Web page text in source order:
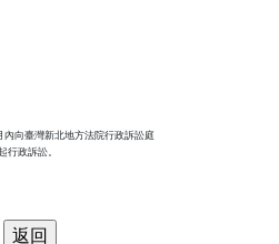
內向臺灣新北地方法院行政訴訟庭
行政訴訟。